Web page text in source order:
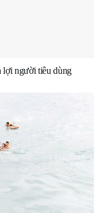
lợi người tiêu dùng